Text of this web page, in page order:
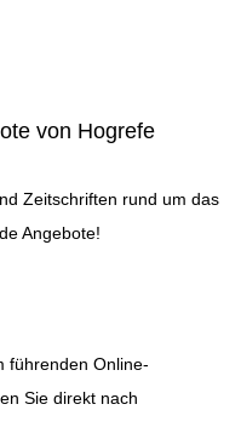
von Hogrefe
Zeitschriften rund um das
Angebote!
führenden Online-
Sie direkt nach